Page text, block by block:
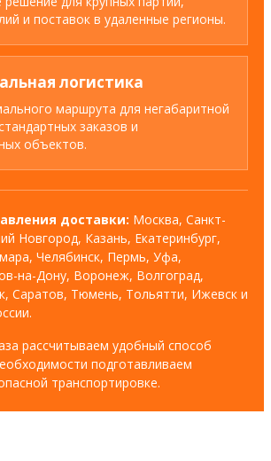
и поставок в удаленные регионы.
логистика
маршрута для негабаритной
заказов и
объектов.
доставки: Москва, Санкт-
Новгород, Казань, Екатеринбург,
Челябинск, Пермь, Уфа,
на-Дону, Воронеж, Волгоград,
Саратов, Тюмень, Тольятти, Ижевск и
рассчитываем удобный способ
подготавливаем
транспортировке.